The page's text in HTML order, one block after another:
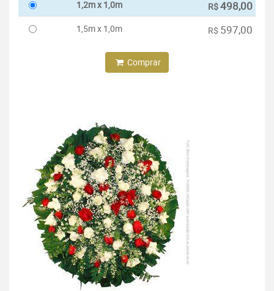
1,2m x 1,0m R$498,00
1,5m x 1,0m R$ 597,00
Comprar